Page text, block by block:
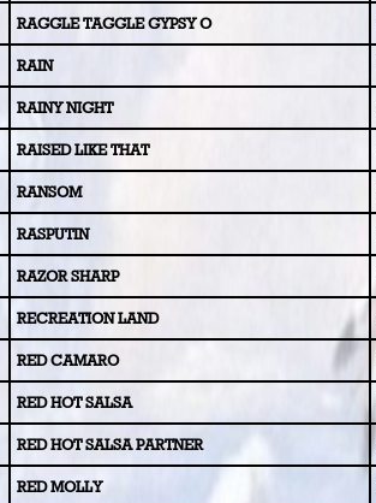
RAGGLE TAGGLE GYPSY O
RAIN
RAINY NIGHT
RAISED LIKE THAT
RANSOM
RASPUTIN
RAZOR SHARP
RECREATION LAND
RED CAMARO
RED HOT SALSA
RED HOT SALSA PARTNER
RED MOLLY